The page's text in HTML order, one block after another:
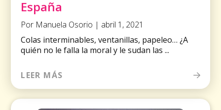
España
Por Manuela Osorio | abril 1, 2021
Colas interminables, ventanillas, papeleo… ¿A
quién no le falla la moral y le sudan las ...
LEER MÁS